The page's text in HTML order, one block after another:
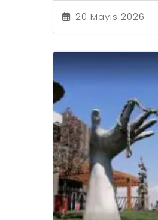
20 Mayıs 2026